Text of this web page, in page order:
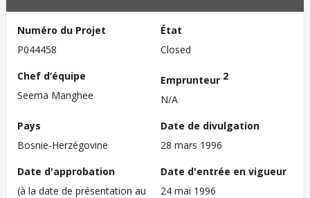
Numéro du Projet
P044458
État
Closed
Chef d’équipe
Seema Manghee
Emprunteur 2
N/A
Pays
Bosnie-Herzégovine
Date de divulgation
28 mars 1996
Date d'approbation
(à la date de présentation au
Date d'entrée en vigueur
24 mai 1996